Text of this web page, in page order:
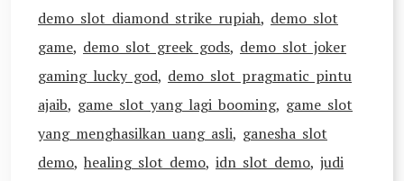
demo slot diamond strike rupiah, demo slot
game, demo slot greek gods, demo slot joker
gaming lucky god, demo slot pragmatic pintu
ajaib, game slot yang lagi booming, game slot
yang menghasilkan uang asli, ganesha slot
demo, healing slot demo, idn slot demo, judi